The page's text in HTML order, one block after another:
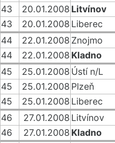
43
20.01.2008 Litvínov
43
20.01.2008 Liberec
44
22.01.2008 Znojmo
44
22.01.2008 Kladno
45
25.01.2008 Ústí n/L
45
25.01.2008 Plzeň
45
25.01.2008 Liberec
46
27.01.2008 Litvínov
46
27.01.2008 Kladno